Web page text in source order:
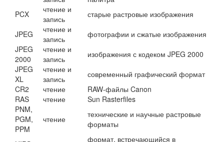
PCX
чтение и
запись
старые растровые изображения
JPEG
чтение и
запись
фотографии и сжатые изображения
JPEG
2000
чтение и
запись
изображения с кодеком JPEG 2000
JPEG
XL
чтение и
запись
современный графический формат
CR2
чтение
RAW-файлы Canon
RAS
чтение
Sun Rasterfiles
PNM,
PGM,
PPM
чтение
технические и научные растровые
форматы
формат, встречающийся в